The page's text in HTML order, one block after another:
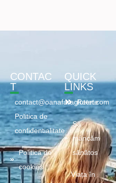
CONTAC
T
contact@oanafaragluten.com
Politica de
confidentialitate
Politica de
cookies
QUICK
LINKS
Retete
Să
mâncăm
sănătos
Viața în